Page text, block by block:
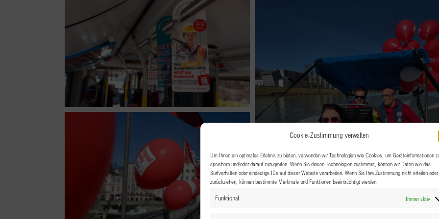
Cookie-Zustimmung verwalten
Um Ihnen ein optimales Erlebnis zu bieten, verwenden wir Technologien wie Cookies, um Geräteinformationen
speichern und/oder darauf zuzugreifen. Wenn Sie diesen Technologien zustimmst, können wir Daten wie das
Surfverhalten oder eindeutige IDs auf dieser Website verarbeiten. Wenn Sie Ihre Zustimmung nicht erteilen oder
zurückziehen, können bestimmte Merkmale und Funktionen beeinträchtigt werden.
Funktional Immer aktiv